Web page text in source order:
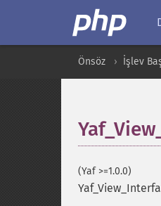
Önsöz İşlev
(Yaf >=1.0.0)